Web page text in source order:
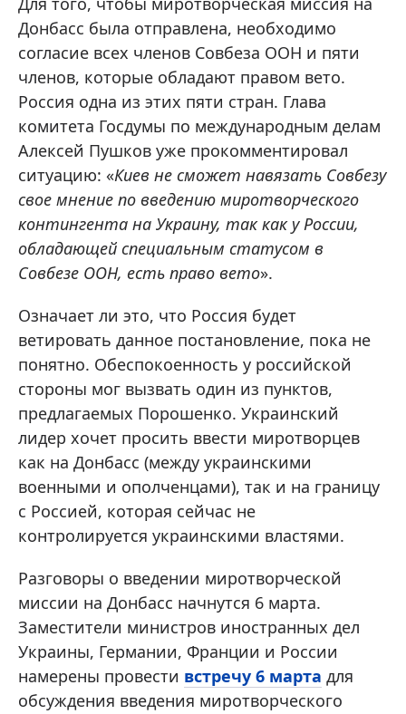
Донбасс была отправлена, необходимо
согласие всех членов Совбеза ООН и пяти
членов, которые обладают правом вето.
Россия одна из этих пяти стран. Глава
комитета Госдумы по международным делам
Алексей Пушков уже прокомментировал
ситуацию: «Киев не сможет навязать Совбезу
свое мнение по введению миротворческого
контингента на Украину, так как у России,
обладающей специальным статусом в
Совбезе ООН, есть право вето».
Означает ли это, что Россия будет
ветировать данное постановление, пока не
понятно. Обеспокоенность у российской
стороны мог вызвать один из пунктов,
предлагаемых Порошенко. Украинский
лидер хочет просить ввести миротворцев
как на Донбасс (между украинскими
военными и ополченцами), так и на границу
с Россией, которая сейчас не
контролируется украинскими властями.
Разговоры о введении миротворческой
миссии на Донбасс начнутся 6 марта.
Заместители министров иностранных дел
Украины, Германии, Франции и России
намерены провести встречу 6 марта для
обсуждения введения миротворческого